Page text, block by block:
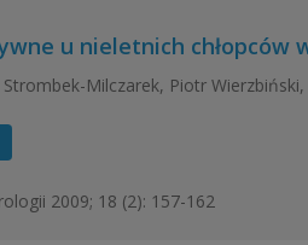
u nieletnich chłopców
Milczarek, Piotr
2009; 18 (2): 157-162